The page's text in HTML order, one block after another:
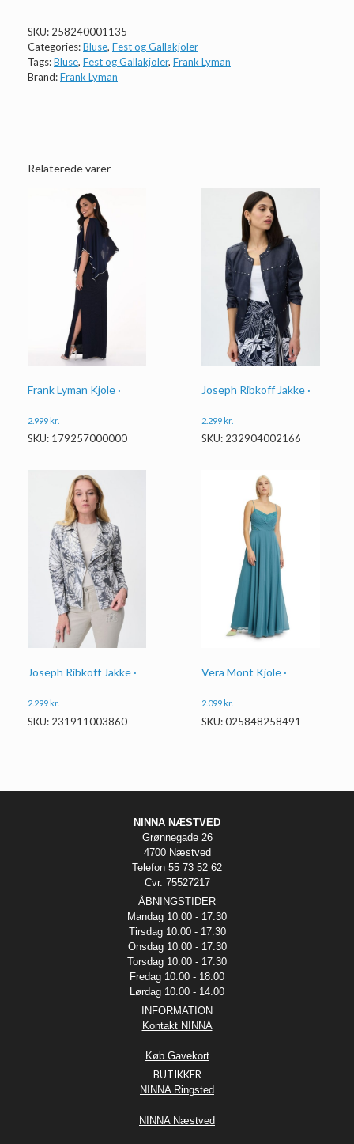
SKU: 258240001135
Categories:Bluse, Fest og Gallakjoler
Tags:Bluse, Fest og Gallakjoler, Frank Lyman
Brand:Frank Lyman
Relaterede varer
Frank Lyman Kjole ·
2.999kr.
SKU: 179257000000
Joseph Ribkoff Jakke ·
2.299kr.
SKU: 232904002166
Joseph Ribkoff Jakke ·
2.299 kr.
SKU: 231911003860
Vera Mont Kjole ·
2.099 kr.
SKU: 025848258491
NINNA NÆSTVED
Grønnegade 26
4700 Næstved
Telefon 55 73 52 62
Cvr. 75527217
ÅBNINGSTIDER
Mandag 10.00 - 17.30
Tirsdag 10.00 - 17.30
Onsdag 10.00 - 17.30
Torsdag 10.00 - 17.30
Fredag 10.00 - 18.00
Lørdag 10.00 - 14.00
INFORMATION
Kontakt NINNA
Køb Gavekort
BUTIKKER
NINNA Ringsted
NINNA Næstved